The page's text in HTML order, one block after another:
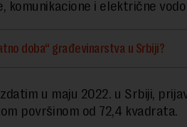
komunikacione i električne
doba“ građevinarstva u Srbiji?
u maju 2022. u Srbiji,
površinom od 72,4 kvadrata.